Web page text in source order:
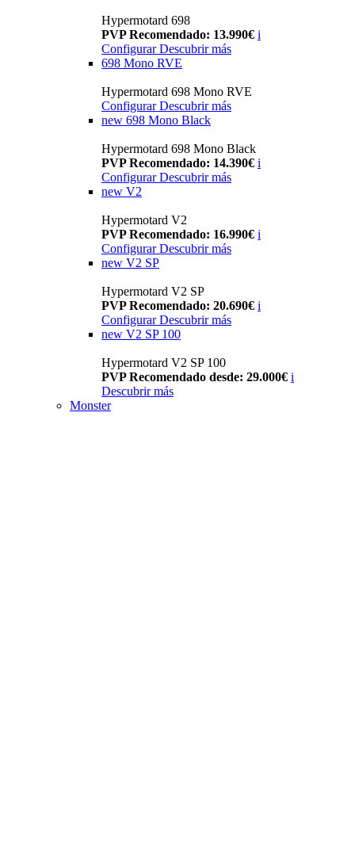
Hypermotard 698
PVP Recomendado: 13.990€ i
ConfigurarDescubrir más
698 Mono RVE
Hypermotard 698 Mono RVE
Configurar Descubrir más
new 698 Mono Black
Hypermotard 698 Mono Black
PVP Recomendado: 14.390€ i
Configurar Descubrir más
new V2
Hypermotard V2
PVP Recomendado: 16.990€ i
Configurar Descubrir más
new V2 SP
Hypermotard V2 SP
PVP Recomendado: 20.690€ i
Configurar Descubrir más
new V2 SP 100
Hypermotard V2 SP 100
PVP Recomendado desde: 29.000€ i
Descubrir más
Monster